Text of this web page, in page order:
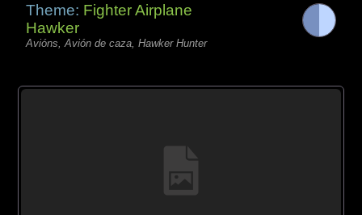
Theme: Fighter Airplane
Hawker
Avións, Avión de caza, Hawker Hunter